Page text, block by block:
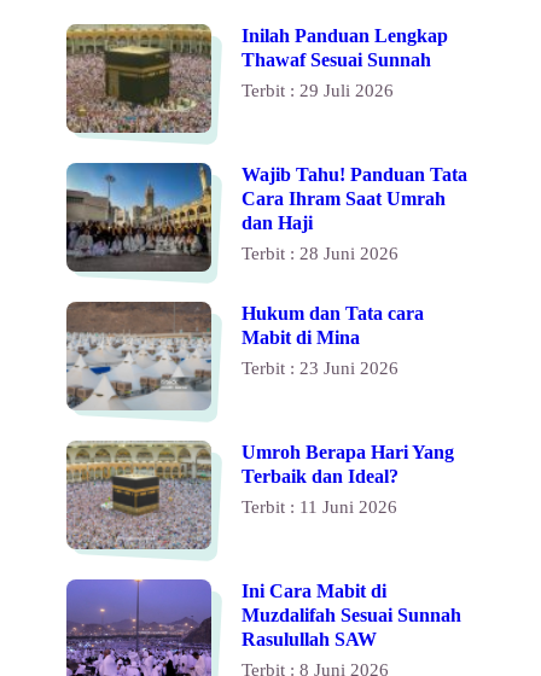
Inilah Panduan Lengkap
Thawaf Sesuai Sunnah
Terbit : 29 Juli 2026
Wajib Tahu! Panduan Tata
Cara Ihram Saat Umrah
dan Haji
Terbit : 28 Juni 2026
Hukum dan Tata cara
Mabit di Mina
Terbit : 23 Juni 2026
Umroh Berapa Hari Yang
Terbaik dan Ideal?
Terbit : 11 Juni 2026
Ini Cara Mabit di
Muzdalifah Sesuai Sunnah
Rasulullah SAW
Terbit : 8 Juni 2026